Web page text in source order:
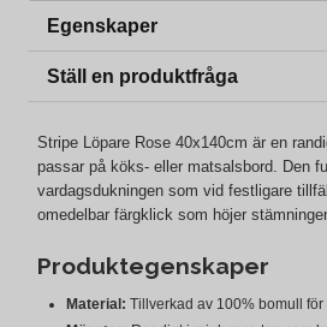
Egenskaper
Ställ en produktfråga
Stripe Löpare Rose 40x140cm är en
passar på köks- eller matsalsbord. Den
vardagsdukningen som vid festligare
omedelbar färgklick som höjer
Produktegenskaper
Material: Tillverkad av 100% bomull